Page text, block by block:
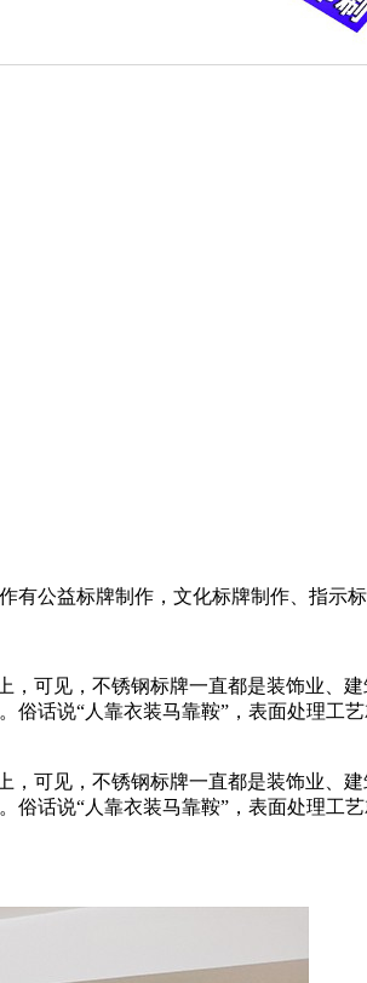
公益标牌制作，文化标牌制作、指示标
可见，不锈钢标牌一直都是装饰业、
话说“人靠衣装马靠鞍”，表面处理工
可见，不锈钢标牌一直都是装饰业、
话说“人靠衣装马靠鞍”，表面处理工